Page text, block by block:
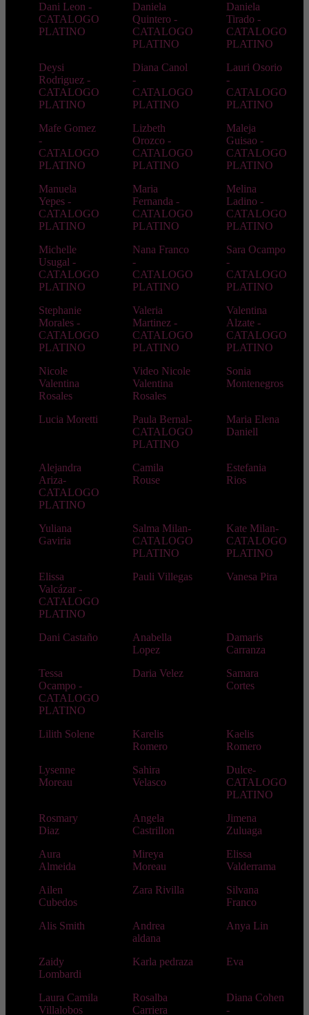
Dani Leon -
CATALOGO
PLATINO
Daniela
Quintero -
CATALOGO
PLATINO
Daniela
Tirado -
CATALOGO
PLATINO
Deysi
Rodriguez -
CATALOGO
PLATINO
Diana Canol
-
CATALOGO
PLATINO
Lauri Osorio
-
CATALOGO
PLATINO
Mafe Gomez
-
CATALOGO
PLATINO
Lizbeth
Orozco -
CATALOGO
PLATINO
Maleja
Guisao -
CATALOGO
PLATINO
Manuela
Yepes -
CATALOGO
PLATINO
Maria
Fernanda -
CATALOGO
PLATINO
Melina
Ladino -
CATALOGO
PLATINO
Michelle
Usugal -
CATALOGO
PLATINO
Nana Franco
-
CATALOGO
PLATINO
Sara Ocampo
-
CATALOGO
PLATINO
Stephanie
Morales -
CATALOGO
PLATINO
Valeria
Martinez -
CATALOGO
PLATINO
Valentina
Alzate -
CATALOGO
PLATINO
Nicole
Valentina
Rosales
Video Nicole
Valentina
Rosales
Sonia
Montenegros
Lucia Moretti
Paula Bernal-
CATALOGO
PLATINO
Maria Elena
Daniell
Alejandra
Ariza-
CATALOGO
PLATINO
Camila
Rouse
Estefania
Rios
Yuliana
Gaviria
Salma Milan-
CATALOGO
PLATINO
Kate Milan-
CATALOGO
PLATINO
Elissa
Valcázar -
CATALOGO
PLATINO
Pauli Villegas Vanesa Pira
Dani Castaño
Anabella
Lopez
Damaris
Carranza
Tessa
Ocampo -
CATALOGO
PLATINO
Daria Velez
Samara
Cortes
Lilith Solene
Karelis
Romero
Kaelis
Romero
Lysenne
Moreau
Sahira
Velasco
Dulce-
CATALOGO
PLATINO
Rosmary
Diaz
Angela
Castrillon
Jimena
Zuluaga
Aura
Almeida
Mireya
Moreau
Elissa
Valderrama
Ailen
Cubedos
Zara Rivilla
Silvana
Franco
Alis Smith
Andrea
aldana
Anya Lin
Zaidy
Lombardi
Karla pedraza Eva
Laura Camila
Villalobos
Rosalba
Carriera
Diana Cohen
-